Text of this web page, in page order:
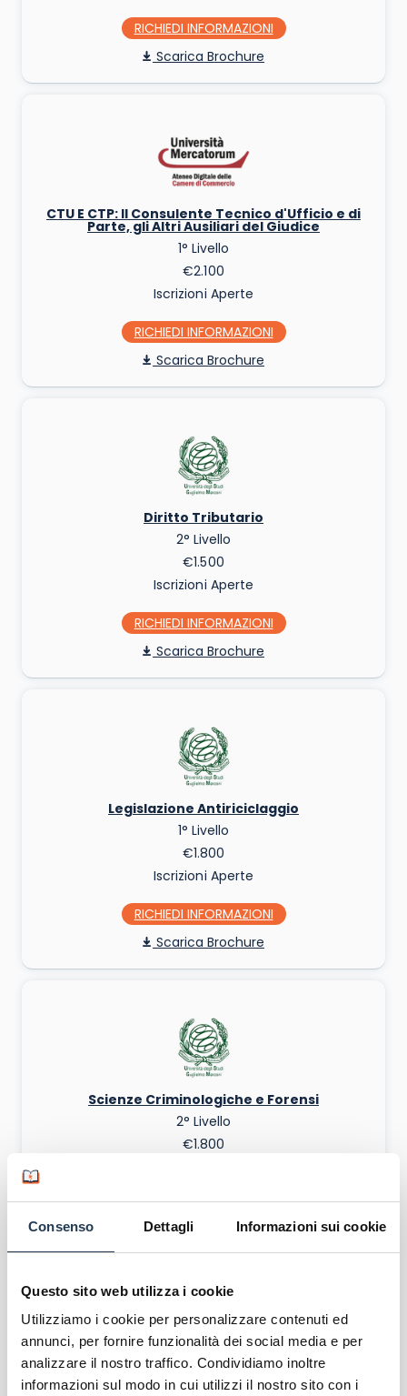
Consenso Dettagli Informazioni sui cookie
Questo sito web utilizza i cookie
Utilizziamo i cookie per personalizzare contenuti ed
annunci, per fornire funzionalità dei social media e per
analizzare il nostro traffico. Condividiamo inoltre
informazioni sul modo in cui utilizzi il nostro sito con i
RICHIEDI INFO
Scarica Brochure
CTU E CTP: Il Consulente Tecnico d'Ufficio e di
Parte, gli Altri Ausiliari del Giudice
1° Livello
€2.100
Iscrizioni Aperte
RICHIEDI INFO
Scarica Brochure
Diritto Tributario
2° Livello
€1.500
Iscrizioni Aperte
RICHIEDI INFO
Scarica Brochure
Legislazione Antiriciclaggio
1° Livello
€1.800
Iscrizioni Aperte
RICHIEDI INFO
Scarica Brochure
Scienze Criminologiche e Forensi
2° Livello
€1.800
RICHIEDI INFO
Scarica Brochure
Sicurezza Marittima e Portuale